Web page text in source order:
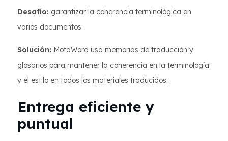
Desafío: garantizar la coherencia terminológica en
varios documentos.
Solución: MotaWord usa memorias de traducción y
glosarios para mantener la coherencia en la terminología
y el estilo en todos los materiales traducidos.
Entrega eficiente y
puntual